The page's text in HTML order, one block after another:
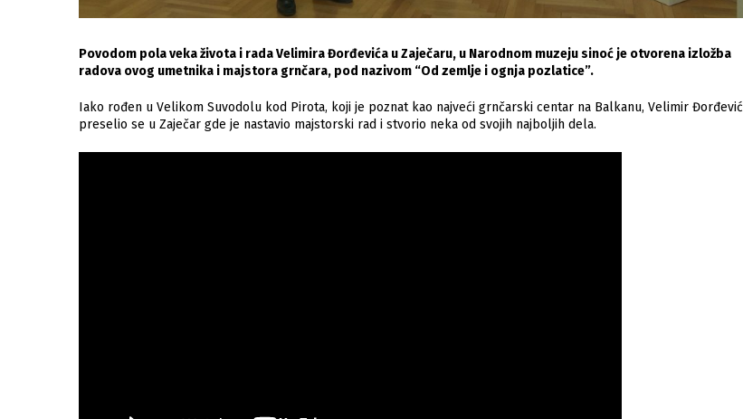
Povodom pola veka života i rada Velimira Đorđevića u Zaječaru, u Narodnom muzeju sinoć je otvorena izložba
radova ovog umetnika i majstora grnčara, pod nazivom “Od zemlje i ognja pozlatice”.
Iako rođen u Velikom Suvodolu kod Pirota, koji je poznat kao najveći grnčarski centar na Balkanu, Velimir Đorđević
preselio se u Zaječar gde je nastavio majstorski rad i stvorio neka od svojih najboljih dela.